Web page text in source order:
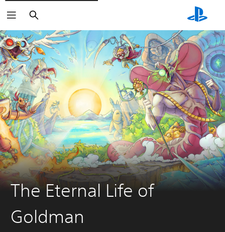
Buscar
The Eternal Life of
Goldman